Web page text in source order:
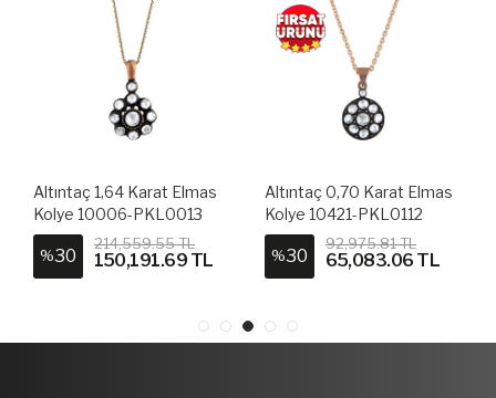
Altıntaç 1,64 Karat Elmas
Kolye 10006-PKL0013
%30
214,559.55 TL
150,191.69 TL
Altıntaç 0,70 Karat Elmas
Kolye 10421-PKL0112
%30
92,975.81 TL
65,083.06 TL